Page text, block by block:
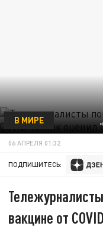
В МИРЕ
06 АПРЕЛЯ 01:32
ПОДПИШИТЕСЬ:
вакцине от